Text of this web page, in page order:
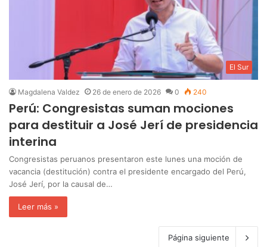
El Sur
Magdalena Valdez 26 de enero de 2026 0 240
Perú: Congresistas suman mociones
para destituir a José Jerí de presidencia
interina
Congresistas peruanos presentaron este lunes una moción de
vacancia (destitución) contra el presidente encargado del Perú,
José Jerí, por la causal de…
Leer más »
Página siguiente